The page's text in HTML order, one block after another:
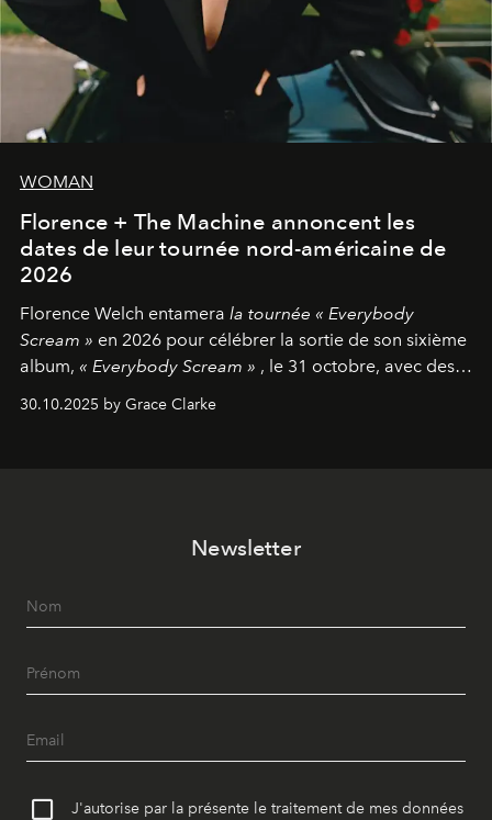
WOMAN
Florence + The Machine annoncent les
dates de leur tournée nord-américaine de
2026
Florence Welch entamera la tournée « Everybody
Scream » en 2026 pour célébrer la sortie de son sixième
album, « Everybody Scream » , le 31 octobre, avec des
dates nord-américaines débutant en avril prochain.
30.10.2025 by Grace Clarke
Newsletter
J'autorise par la présente le traitement de mes données